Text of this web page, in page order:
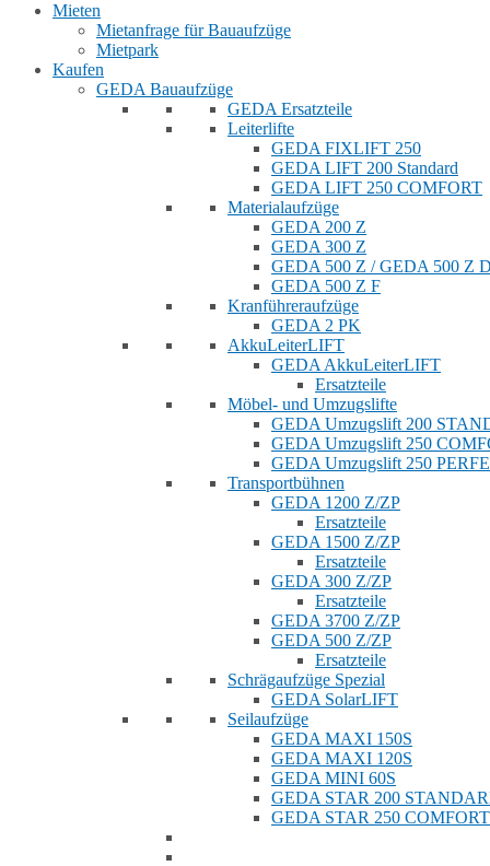
Mieten
Mietanfrage für Bauaufzüge
Mietpark
Kaufen
GEDA Bauaufzüge
GEDA Ersatzteile
Leiterlifte
GEDA FIXLIFT 250
GEDA LIFT 200 Standard
GEDA LIFT 250 COMFORT
Materialaufzüge
GEDA 200 Z
GEDA 300 Z
GEDA 500 Z / GEDA 500 Z
GEDA 500 Z F
Kranführeraufzüge
GEDA 2 PK
AkkuLeiterLIFT
GEDA AkkuLeiterLIFT
Ersatzteile
Möbel- und Umzugslifte
GEDA Umzugslift 200
GEDA Umzugslift 250
GEDA Umzugslift 250
Transportbühnen
GEDA 1200 Z/ZP
Ersatzteile
GEDA 1500 Z/ZP
Ersatzteile
GEDA 300 Z/ZP
Ersatzteile
GEDA 3700 Z/ZP
GEDA 500 Z/ZP
Ersatzteile
Schrägaufzüge Spezial
GEDA SolarLIFT
Seilaufzüge
GEDA MAXI 150S
GEDA MAXI 120S
GEDA MINI 60S
GEDA STAR 200
GEDA STAR 250 COMFORT